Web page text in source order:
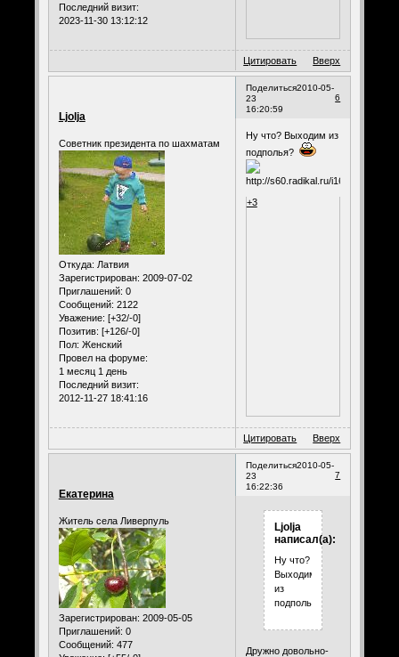
Последний визит:
2023-11-30 13:12:12
Цитировать Вверх
Поделиться
6
2010-05-
23
16:20:59
Ljolja
Советник президента по шахматам
Откуда: Латвия
Зарегистрирован: 2009-07-02
Приглашений: 0
Сообщений: 2122
Уважение: [+32/-0]
Позитив: [+126/-0]
Пол: Женский
Провел на форуме:
1 месяц 1 день
Последний визит:
2012-11-27 18:41:16
Ну что? Выходим из
подполья?
+3
Цитировать Вверх
Поделиться
7
2010-05-
23
16:22:36
Екатерина
Житель села Ливерпуль
Зарегистрирован: 2009-05-05
Приглашений: 0
Сообщений: 477
Ljolja
написал(а):
Ну что?
Выходим
из
подполья?
Дружно довольно-